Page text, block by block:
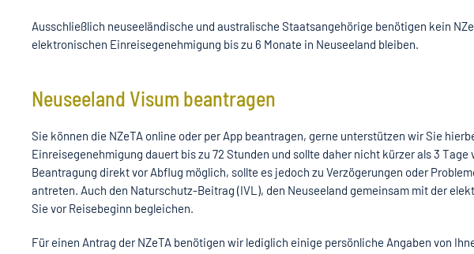
Ausschließlich neuseeländische und australische Staatsangehörige benötigen kein
elektronischen Einreisegenehmigung bis zu 6 Monate in Neuseeland bleiben.
Neuseeland Visum beantragen
Sie können die NZeTA online oder per App beantragen, gerne unterstützen wir Sie
Einreisegenehmigung dauert bis zu 72 Stunden und sollte daher nicht kürzer als 3
Beantragung direkt vor Abflug möglich, sollte es jedoch zu Verzögerungen oder
antreten. Auch den Naturschutz-Beitrag (IVL), den Neuseeland gemeinsam mit der
Sie vor Reisebeginn begleichen.
Für einen Antrag der NZeTA benötigen wir lediglich einige persönliche Angaben von